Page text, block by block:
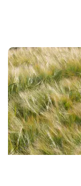
Les VRAI/FAUX
à l’automne
Semer des orges
technique qui a le
24 AOÛT 2023